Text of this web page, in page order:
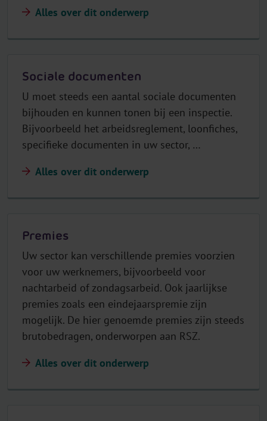
Alles over dit onderwerp
Sociale documenten
U moet steeds een aantal sociale documenten
bijhouden en kunnen tonen bij een inspectie.
Bijvoorbeeld het arbeidsreglement, loonfiches,
specifieke documenten in uw sector, …
Alles over dit onderwerp
Premies
Uw sector kan verschillende premies voorzien
voor uw werknemers, bijvoorbeeld voor
nachtarbeid of zondagsarbeid. Ook jaarlijkse
premies zoals een eindejaarspremie zijn
mogelijk. De hier genoemde premies zijn steeds
brutobedragen, onderworpen aan RSZ.
Alles over dit onderwerp